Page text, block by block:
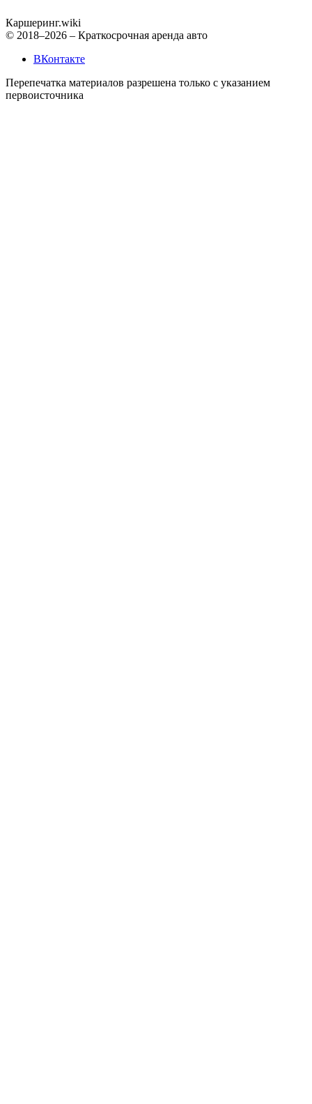
Каршеринг.wiki
© 2018–2026 – Краткосрочная аренда авто
ВКонтакте
Перепечатка материалов разрешена только с указанием
первоисточника